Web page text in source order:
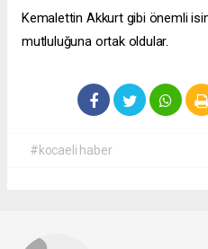
Kemalettin Akkurt gibi önemli
mutluluğuna ortak oldular.
#kocaeli haber